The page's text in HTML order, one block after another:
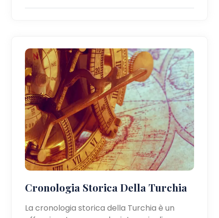
Cronologia Storica Della Turchia
La cronologia storica della Turchia è un